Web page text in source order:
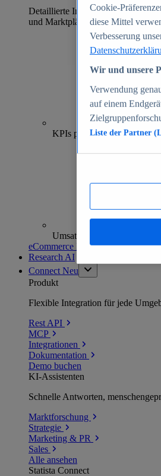
Detaillierte Informationen zu mehr
und Marktplätzen
KPIs pro Shop
Umsatzanalysen und -
eCommerce Insights entdecken
Research AI
Connect Neu
Produkt
Flexible Integration für jede
Rest API
MCP
Integrationen
Dokumentation
Demo buchen
KI-Assistenten
Schnelle Antworten,
Marktforschung
Strategie
Marketing & PR
Sales
Alle ansehen
Statista Connect
Cookie-
diese Mittel
Verbesserung
Wir und unsere
Verwendung
auf einem
Liste der Partner